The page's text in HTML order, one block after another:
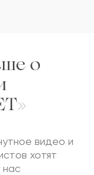
о
видео и
хотят
нас